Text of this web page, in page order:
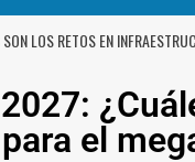
LOS RETOS EN
el